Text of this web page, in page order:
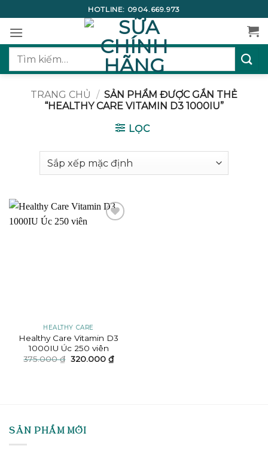
qua
nội
dung
HOTLINE: 0904.669.973
Tìm
TRANG CHỦ / SẢN PHẨM ĐƯỢC GẮN THẺ
“HEALTHY CARE VITAMIN D3 1000IU”
LỌC
HEALTHY CARE
Healthy Care Vitamin D3
1000IU Úc 250 viên
375.000₫ Giá
320.000 ₫Giá
hiện
SẢN PHẨM MỚI